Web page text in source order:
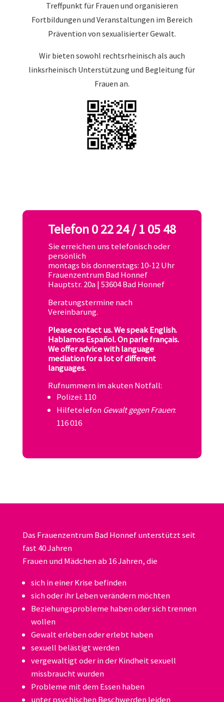
Treffpunkt für Frauen und organisieren
Fortbildungen und Veranstaltungen im Bereich
Prävention von sexualisierter Gewalt.
Wir bieten sowohl rechtsrheinisch als auch
linksrheinisch Unterstützung und Begleitung für
Frauen an.
Telefon0 22 24 / 1 05 48
Sie erreichen uns telefonisch oder
persönlich
montags bis donnerstags: 10-12 Uhr
Frauenzentrum Bad Honnef
Hauptstr. 20a | 53604 Bad Honnef
Beratungstermine nach
Vereinbarung.
Please contact us. We speak English.
Hablamos Español. On parle français.
We offer advice with language
mediation for a lot of different
languages.
Rufnummern im akuten Notfall:
Polizei: 110
Hilfetelefon Gewalt gegen Frauen:
116 016
Das Frauenzentrum Bad Honnef unterstützt seit
fast 40 Jahren
Frauen und Mädchen ab 16 Jahren, die
sich in einer Krise befinden
sich oder ihr Leben verändern möchten
Beziehungsprobleme haben oder sich trennen
wollen
Gewalt erleben oder erlebt haben
sexuell belästigt werden
vergewaltigt oder in der Kindheit sexuell
missbraucht wurden
Probleme mit dem Essen haben
unter psychischen Beschwerden leiden